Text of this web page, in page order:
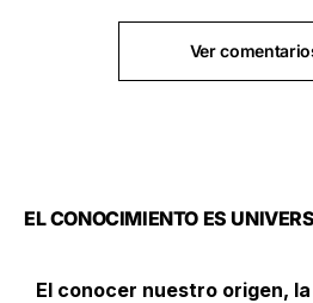
Ver
EL CONOCIMIENTO ES
El conocer nuestro origen,